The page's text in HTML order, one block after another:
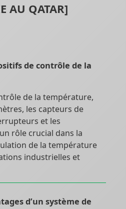
AU QATAR]
de contrôle de la
de la température,
les capteurs de
et les
rôle crucial dans la
de la température
industrielles et
d’un système de